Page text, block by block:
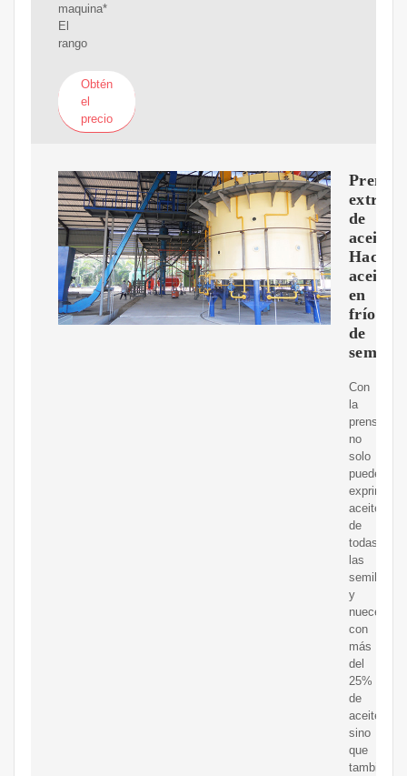
maquina*
El
rango
Obtén
el
precio
Prensa
de
aceite
Hacer
aceite
en
frío
de
semillas
Con
la
prensa
no
solo
puede
exprimir
aceite
de
todas
las
semillas
y
nueces
con
más
del
25%
de
aceite,
sino
que
también